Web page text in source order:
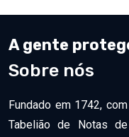
A gente
Sobre nós
Fundado em 1742,
Tabelião de Notas